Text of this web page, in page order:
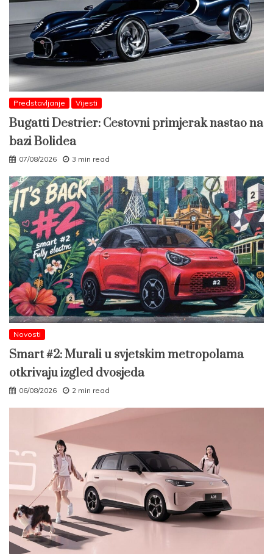
Predstavljanje Vijesti
Bugatti Destrier: Cestovni primjerak nastao na
bazi Bolidea
07/08/2026 3 min read
Novosti
Smart #2: Murali u svjetskim metropolama
otkrivaju izgled dvosjeda
06/08/2026 2 min read